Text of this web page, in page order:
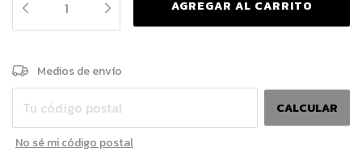
Entregas para el CP:
Medios de envío
CALCULAR
No sé mi código postal